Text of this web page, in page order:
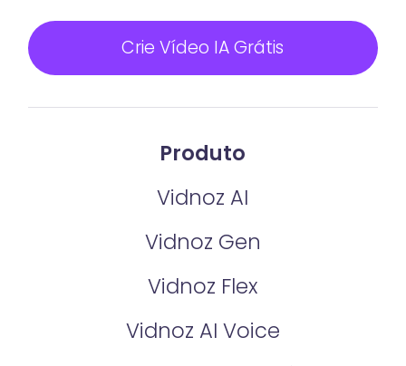
Crie Vídeo IA Grátis
Produto
Vidnoz AI
Vidnoz Gen
Vidnoz Flex
Vidnoz AI Voice